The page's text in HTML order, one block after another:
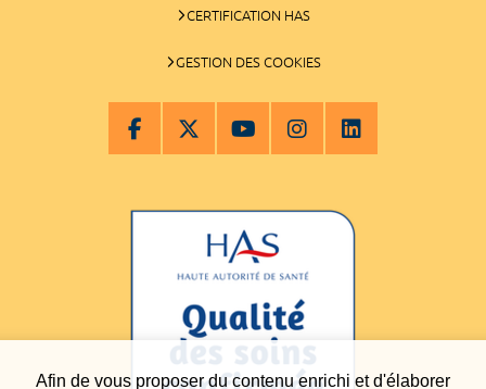
Afin de vous proposer du contenu enrichi et d'élaborer
CERTIFICATION HAS
GESTION DES COOKIES